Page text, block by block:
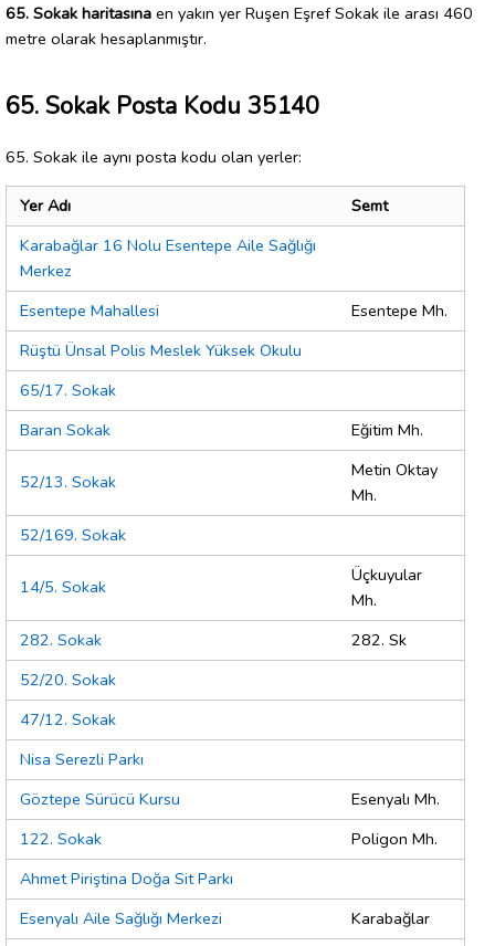
65. Sokak haritasına en yakın yer Ruşen Eşref Sokak ile arası 460
metre olarak hesaplanmıştır.
65. Sokak Posta Kodu 35140
65. Sokak ile aynı posta kodu olan yerler:
Yer Adı
Semt
Karabağlar 16 Nolu Esentepe Aile Sağlığı
Merkez
Esentepe Mahallesi
Esentepe Mh.
Rüştü Ünsal Polis Meslek Yüksek Okulu
65/17. Sokak
Baran Sokak
Eğitim Mh.
52/13. Sokak
Metin Oktay
Mh.
52/169. Sokak
14/5. Sokak
Üçkuyular
Mh.
282. Sokak
282. Sk
52/20. Sokak
47/12. Sokak
Nisa Serezli Parkı
Göztepe Sürücü Kursu
Esenyalı Mh.
122. Sokak
Poligon Mh.
Ahmet Piriştina Doğa Sit Parkı
Esenyalı Aile Sağlığı Merkezi
Karabağlar